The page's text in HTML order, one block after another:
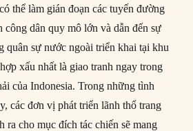
thể làm gián đoạn các tuyến đường
công dân quy mô lớn và dẫn đến sự
quân sự nước ngoài triển khai tại khu
xấu nhất là giao tranh ngay trong
của Indonesia. Trong những tình
các đơn vị phát triển lãnh thổ trang
ra cho mục đích tác chiến sẽ mang